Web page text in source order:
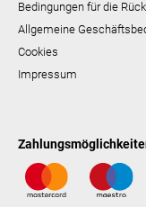
Bedingungen für die
Allgemeine
Cookies
Impressum